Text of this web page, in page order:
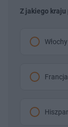
Z jakiego kraju
Włochy
Francja